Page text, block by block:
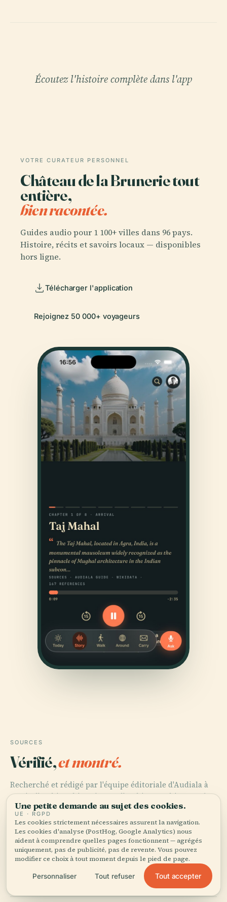
Écoutez l'histoire complète dans l'app
VOTRE CURATEUR PERSONNEL
Château de la Brunerie tout
entière,
bien racontée.
Guides audio pour 1 100+ villes dans 96 pays.
Histoire, récits et savoirs locaux — disponibles
hors ligne.
Télécharger l'application
Rejoignez 50 000+ voyageurs
SOURCES
Vérifié,et montré.
Recherché et rédigé par l'équipe éditoriale d'Audiala à
partir d'archives historiques, d'archives architecturales
et de connaissances locales.
Dernière révision : August 2025
Visiting Château de la Brunerie in Voiron: History,
Une petite demande au sujet des cookies.
UE · RGPD
Les cookies strictement nécessaires assurent la navigation.
Les cookies d'analyse (PostHog, Google Analytics) nous
aident à comprendre quelles pages fonctionnent — agrégés
uniquement, pas de publicité, pas de revente. Vous pouvez
modifier ce choix à tout moment depuis le pied de page.
Personnaliser Tout refuser Tout accepter